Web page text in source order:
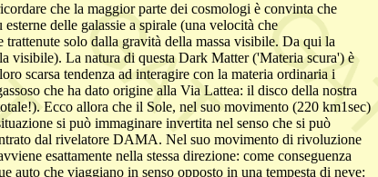
che la maggior parte dei cosmologi è convinta che
delle galassie a spirale (una velocità che
solo dalla gravità della massa visibile. Da qui la
visibile). La natura di questa Dark Matter ('Materia scura') è
scarsa tendenza ad interagire con la materia ordinaria i
che ha dato origine alla Via Lattea: il disco della nostra
Ecco allora che il Sole, nel suo movimento (220 km1sec)
si può immaginare invertita nel senso che si può
dal rivelatore DAMA. Nel suo movimento di rivoluzione
esattamente nella stessa direzione: come conseguenza
che viaggiano in senso opposto in una tempesta di neve: